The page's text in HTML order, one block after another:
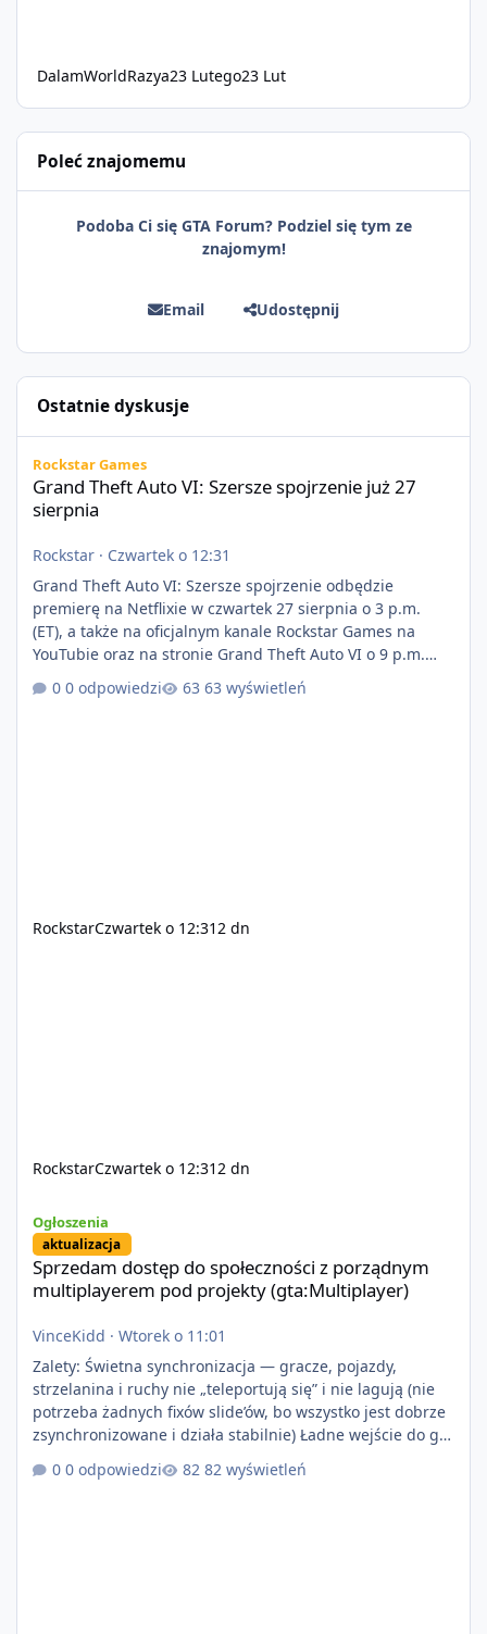
DalamWorldRazya23 Lutego23 Lut
Poleć znajomemu
Podoba Ci się GTA Forum? Podziel się tym ze
znajomym!
Email Udostępnij
Ostatnie dyskusje
Rockstar Games
Grand Theft Auto VI: Szersze spojrzenie już 27
sierpnia
Rockstar · Czwartek o 12:31
Grand Theft Auto VI: Szersze spojrzenie odbędzie
premierę na Netflixie w czwartek 27 sierpnia o 3 p.m.
(ET), a także na oficjalnym kanale Rockstar Games na
YouTubie oraz na stronie Grand Theft Auto VI o 9 p.m.
(ET) 27 sierpnia. https://netflix.com/GTAVI Grand Theft
Auto VI będzie dostępne 19 listopada na PlayStation 5
0 odpowiedzi 63 wyświetleń
RockstarCzwartek o 12:312 dn
RockstarCzwartek o 12:312 dn
Ogłoszenia
aktualizacja
Sprzedam dostęp do społeczności z porządnym
multiplayerem pod projekty (gta:Multiplayer)
VinceKidd · Wtorek o 11:01
Zalety: Świetna synchronizacja — gracze, pojazdy,
strzelanina i ruchy nie „teleportują się” i nie lagują (nie
potrzeba żadnych fixów slide’ów, bo wszystko jest dobrze
zsynchronizowane i działa stabilnie) Ładne wejście do gry
+ solidny antycheat na poziomie multiplayera Wygodne
pisanie własnych modów i skryptów (wsparcie C# / JS /
0 odpowiedzi 82 wyświetleń